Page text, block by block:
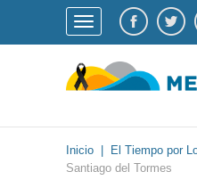
Inicio El Tiempo por
Santiago del Tormes